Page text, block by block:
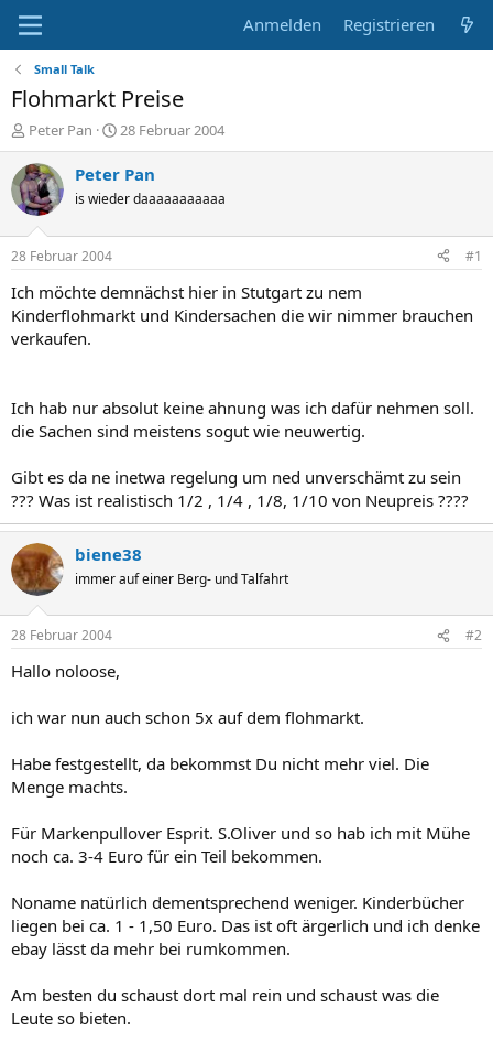
Anmelden Registrieren
Small Talk
Flohmarkt Preise
E
r
s
t
e
e
r
Peter Pan
E
r
s
e
t
a
m
28 Februar 2004
Peter Pan
is wieder daaaaaaaaaaa
28 Februar 2004 #1
Ich möchte demnächst hier in Stutgart zu nem
Kinderflohmarkt und Kindersachen die wir nimmer brauchen
verkaufen.
Ich hab nur absolut keine ahnung was ich dafür nehmen soll.
die Sachen sind meistens sogut wie neuwertig.
Gibt es da ne inetwa regelung um ned unverschämt zu sein
??? Was ist realistisch 1/2 , 1/4 , 1/8, 1/10 von Neupreis ????
biene38
immer auf einer Berg- und Talfahrt
28 Februar 2004 #2
Hallo noloose,
ich war nun auch schon 5x auf dem flohmarkt.
Habe festgestellt, da bekommst Du nicht mehr viel. Die
Menge machts.
Für Markenpullover Esprit. S.Oliver und so hab ich mit Mühe
noch ca. 3-4 Euro für ein Teil bekommen.
Noname natürlich dementsprechend weniger. Kinderbücher
liegen bei ca. 1 - 1,50 Euro. Das ist oft ärgerlich und ich denke
ebay lässt da mehr bei rumkommen.
Am besten du schaust dort mal rein und schaust was die
Leute so bieten.